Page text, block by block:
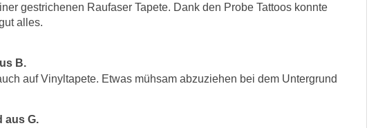
gestrichenen Raufaser Tapete. Dank den Probe Tattoos konnte
alles.
B.
auf Vinyltapete. Etwas mühsam abzuziehen bei dem Untergrund
aus G.